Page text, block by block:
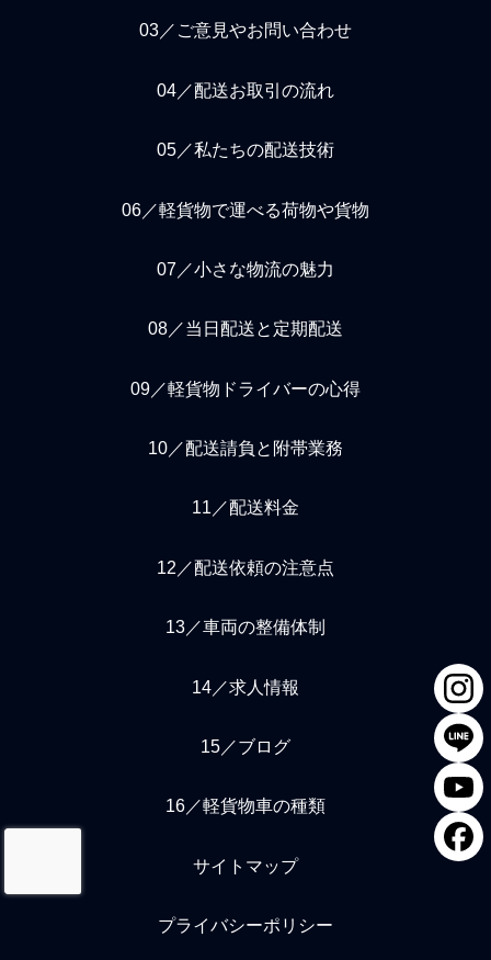
03／ご意見やお問い合わせ
04／配送お取引の流れ
05／私たちの配送技術
06／軽貨物で運べる荷物や貨物
07／小さな物流の魅力
08／当日配送と定期配送
09／軽貨物ドライバーの心得
10／配送請負と附帯業務
11／配送料金
12／配送依頼の注意点
13／車両の整備体制
14／求人情報
15／ブログ
16／軽貨物車の種類
サイトマップ
プライバシーポリシー